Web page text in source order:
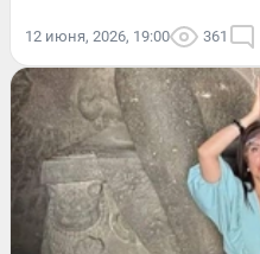
12 июня, 2026, 19:00 361